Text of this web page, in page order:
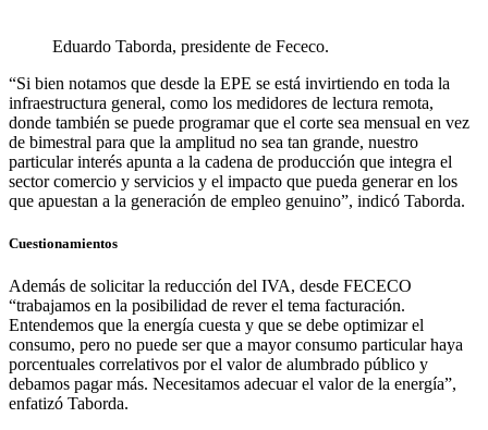
Eduardo Taborda, presidente de Fececo.
“Si bien notamos que desde la EPE se está invirtiendo en toda la
infraestructura general, como los medidores de lectura remota,
donde también se puede programar que el corte sea mensual en vez
de bimestral para que la amplitud no sea tan grande, nuestro
particular interés apunta a la cadena de producción que integra el
sector comercio y servicios y el impacto que pueda generar en los
que apuestan a la generación de empleo genuino”, indicó Taborda.
Cuestionamientos
Además de solicitar la reducción del IVA, desde FECECO
“trabajamos en la posibilidad de rever el tema facturación.
Entendemos que la energía cuesta y que se debe optimizar el
consumo, pero no puede ser que a mayor consumo particular haya
porcentuales correlativos por el valor de alumbrado público y
debamos pagar más. Necesitamos adecuar el valor de la energía”,
enfatizó Taborda.